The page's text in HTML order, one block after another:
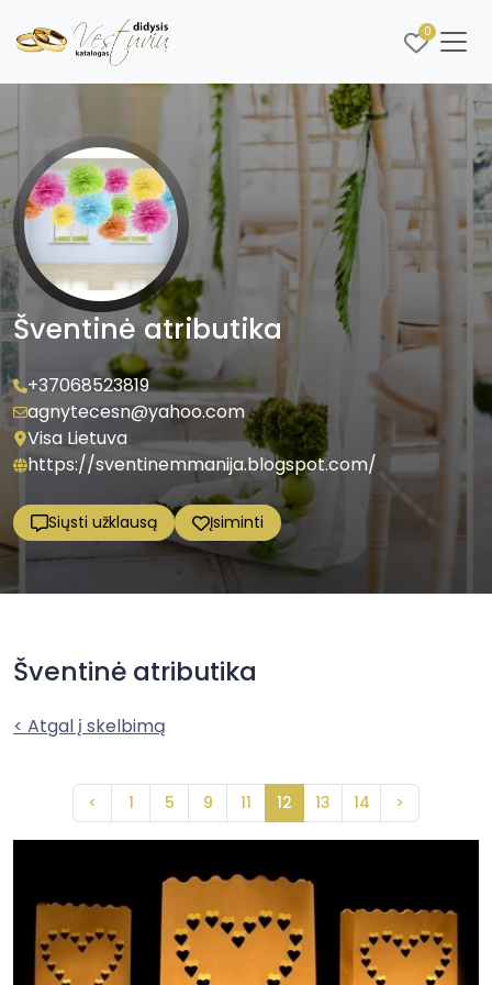
0
Šventinė atributika
+37068523819
agnytecesn@yahoo.com
Visa Lietuva
https://sventinemmanija.blogspot.com/
Siųsti užklausą Įsiminti
Šventinė atributika
< Atgal į skelbimą
< 1 5 9 11 12 13 14 >